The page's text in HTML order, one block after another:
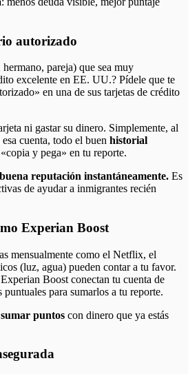
autorizado
pareja) que sea muy
excelente en EE. UU.? Pídele que te
en una de sus tarjetas de crédito
ni gastar su dinero. Simplemente, al
cuenta, todo el buen historial
y pega» en tu reporte.
reputación instantáneamente. Es
de ayudar a inmigrantes recién
Experian Boost
mensualmente como el Netflix, el
(luz, agua) pueden contar a tu favor.
Boost conectan tu cuenta de
puntuales para sumarlos a tu reporte.
puntos con dinero que ya estás